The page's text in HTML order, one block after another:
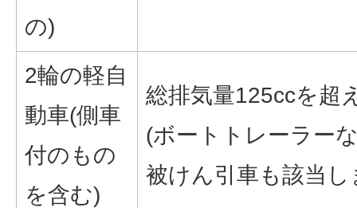
の)
2輪の軽自
動車(側車
付のもの
を含む)
総排気量125ccを超
(ボートトレーラー
被けん引車も該当し